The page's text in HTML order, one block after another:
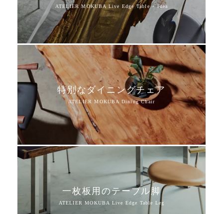
特別なダイニングチェア
一枚板用のテーブル脚